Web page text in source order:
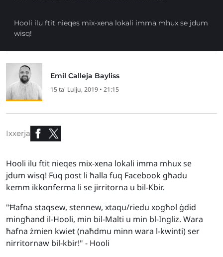
Hooli ilu ftit nieqes mix-xena lokali imma mhux se jdum
wisq!
Emil Calleja Bayliss
15 ta' Lulju, 2019 • 21:15
Ixxerja
Hooli ilu ftit nieqes mix-xena lokali imma mhux se
jdum wisq! Fuq post li ħalla fuq Facebook għadu
kemm ikkonferma li se jirritorna u bil-Kbir.
"Ħafna staqsew, stennew, xtaqu/riedu xogħol ġdid
mingħand il-Hooli, min bil-Malti u min bl-Ingliz. Wara
ħafna żmien kwiet (naħdmu minn wara l-kwinti) ser
nirritornaw bil-kbir!" - Hooli